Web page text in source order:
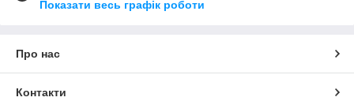
Показати весь графік роботи
Про нас
Контакти